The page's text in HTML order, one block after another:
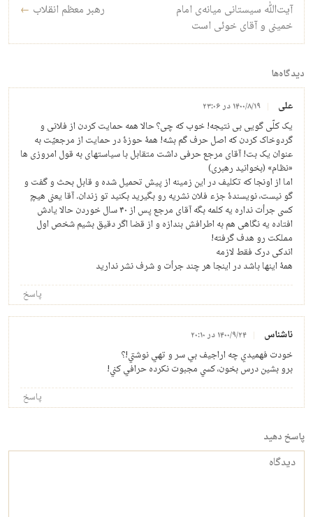
آیت‌الله سیستانی میانه‌ی امام
خمینی و آقای خوئی است
رهبر معظم انقلاب ←
دیدگاه‌ها
علی ۱۴۰۰/۸/۱۹ در ۲۳:۰۶
یک کلّی گویی بی نتیجه! خوب که چی؟ حالا همه حمایت کردن از فلانی و
گردوخاک کردن که اصل حرف گم بشه! همۀ حوزۀ در حمایت از مرجعیّت به
عنوان یک بت! آقای مرجع حرفی داشت متقابل با سیاستهای به قول امروزی ها
«نظام» (بخوانید رهبری)
اما از اونجا که تکلیف در این زمینه از پیش تحمیل شده و قابل بحث و گفت و
گو نیست، نویسندۀ جزء فلان نشریه رو بگیرید بکنید تو زندان. آقا یعنی هیچ
کسی جرأت نداره یه کلمه بگه آقای مرجع پس از ۴۰ سال خوردن حالا یادش
افتاده یه نگاهی هم به اطرافش بندازه و از قضا اگر دقیق بشیم شخص اول
مملکت رو هدف گرفته!
اندکی درک فقط لازمه
همۀ اینها باشد در اینجا هر چند جرأت و شرف نشر ندارید
پاسخ
ناشناس ۱۴۰۰/۹/۲۴ در ۲۰:۱۰
خودت فهميدي چه اراجيف بي سر و تهي نوشتي!؟
برو بشين درس بخون، كسي مجبوت نكرده حرافي كني!
پاسخ
پاسخ دهید
دیدگاه